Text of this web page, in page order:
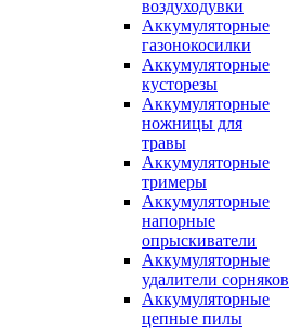
воздуходувки
Аккумуляторные
газонокосилки
Аккумуляторные
кусторезы
Аккумуляторные
ножницы для
травы
Аккумуляторные
тримеры
Аккумуляторные
напорные
опрыскиватели
Аккумуляторные
удалители сорняков
Аккумуляторные
цепные пилы